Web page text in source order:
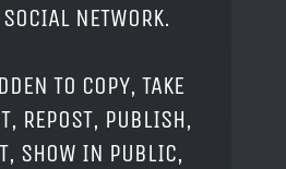
NETWORK.
TO COPY, TAKE
REPOST, PUBLISH,
SHOW IN PUBLIC,